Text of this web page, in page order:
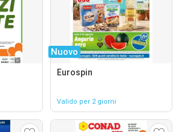
Nuovo
Eurospin
Valido per 2 giorni